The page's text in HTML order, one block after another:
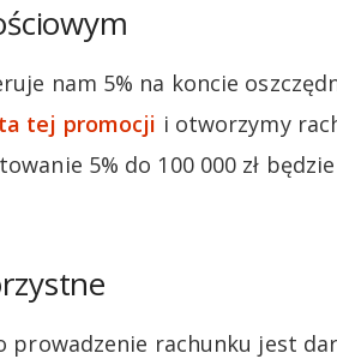
nam 5% na koncie
tej promocji i otworzymy
5% do 100 000 zł
rachunku jest